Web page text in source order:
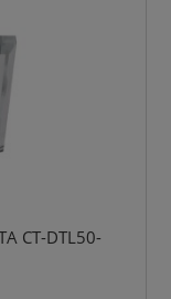
CT-DTL50-